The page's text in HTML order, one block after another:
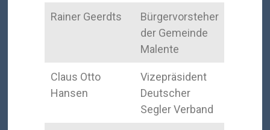
Rainer Geerdts
Bürgervorsteher
der Gemeinde
Malente
Claus Otto
Hansen
Vizepräsident
Deutscher
Segler Verband